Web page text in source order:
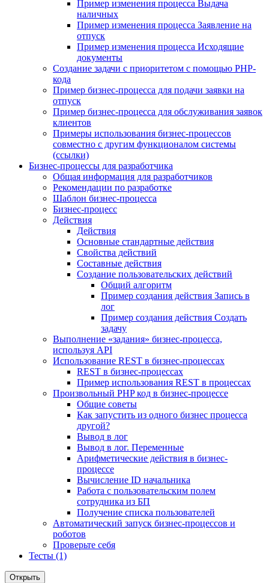
Пример изменения процесса Выдача
наличных
Пример изменения процесса Заявление на
отпуск
Пример изменения процесса Исходящие
документы
Создание задачи с приоритетом с помощью PHP-
кода
Пример бизнес-процесса для подачи заявки на
отпуск
Пример бизнес-процесса для обслуживания заявок
клиентов
Примеры использования бизнес-процессов
совместно с другим функционалом системы
(ссылки)
Бизнес-процессы для разработчика
Общая информация для разработчиков
Рекомендации по разработке
Шаблон бизнес-процесса
Бизнес-процесс
Действия
Действия
Основные стандартные действия
Свойства действий
Составные действия
Создание пользовательских действий
Общий алгоритм
Пример создания действия Запись в
лог
Пример создания действия Создать
задачу
Выполнение «задания» бизнес-процесса,
используя API
Использование REST в бизнес-процессах
REST в бизнес-процессах
Пример использования REST в процессах
Произвольный PHP код в бизнес-процессе
Общие советы
Как запустить из одного бизнес процесса
другой?
Вывод в лог
Вывод в лог. Переменные
Арифметические действия в бизнес-
процессе
Вычисление ID начальника
Работа с пользовательским полем
сотрудника из БП
Получение списка пользователей
Автоматический запуск бизнес-процессов и
роботов
Проверьте себя
Тесты (1)
Открыть